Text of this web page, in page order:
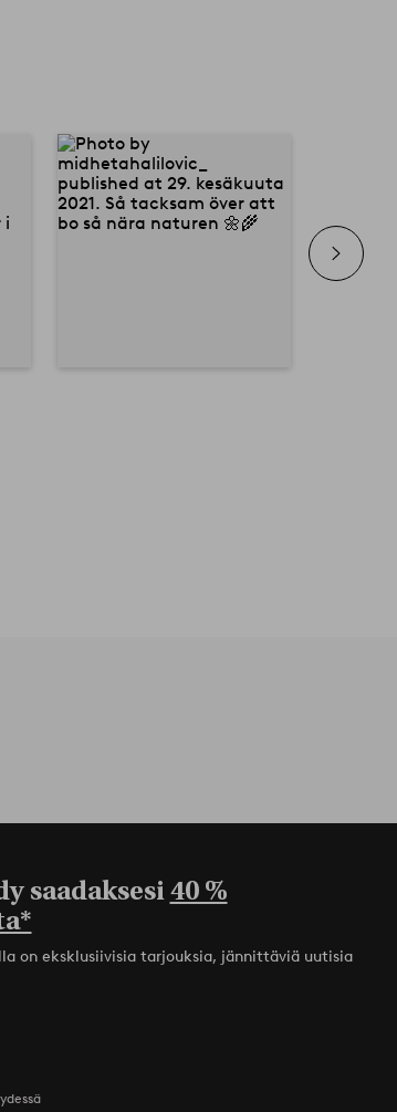
saadaksesi40 %
on eksklusiivisia tarjouksia, jännittäviä uutisia